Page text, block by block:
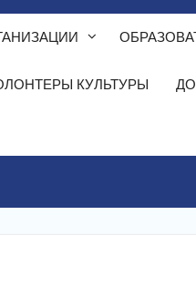
КУЛЬТУРЫ